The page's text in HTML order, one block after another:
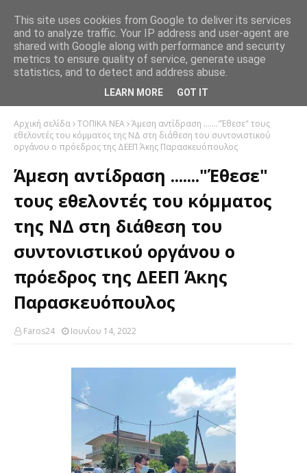
Αρχική σελίδα ΤΟΠΙΚΑ ΝΕΑ Άμεση αντίδραση ......."Έθεσε" τους
εθελοντές του κόμματος της ΝΔ στη διάθεση του συντονιστικού
οργάνου ο πρόεδρος της ΔΕΕΠ Άκης Παρασκευόπουλος
Άμεση αντίδραση ......."Έθεσε"
τους εθελοντές του κόμματος
της ΝΔ στη διάθεση του
συντονιστικού οργάνου ο
πρόεδρος της ΔΕΕΠ Άκης
Παρασκευόπουλος
Faros24 Ιουνίου 14, 2022
This site uses cookies from Google to deliver its services
and to analyze traffic. Your IP address and user-agent are
shared with Google along with performance and security
metrics to ensure quality of service, generate usage
statistics, and to detect and address abuse.
LEARN MORE GOT IT